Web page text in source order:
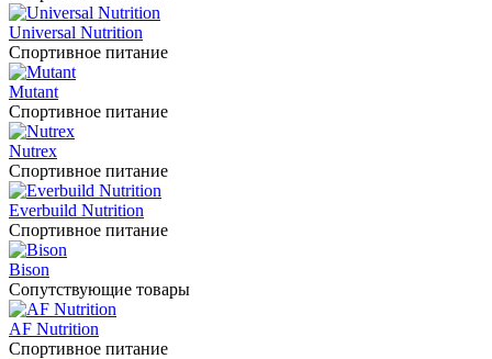
Universal Nutrition
Спортивное питание
Mutant
Спортивное питание
Nutrex
Спортивное питание
Everbuild Nutrition
Спортивное питание
Bison
Сопутствующие товары
AF Nutrition
Спортивное питание